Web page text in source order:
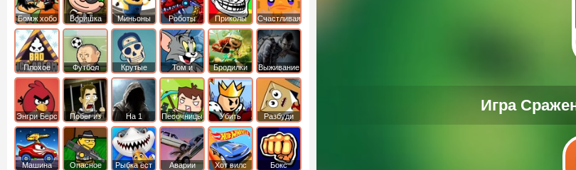
Бомж хобо
Воришка
боб
Миньоны
Роботы
динозавры
Приколы
Счастливая
обезьянка
Плохое
мороженое
Футбол
головами
Крутые
Том и
джерри
Бродилки
Приключения
Выживание
Энгри Берс
Побег из
тюрьмы
На 1 Песочницы
Убить
короля
Разбуди
коробку
Машина
Опасное
Рыбка ест
Аварии
Хот вилс Бокс